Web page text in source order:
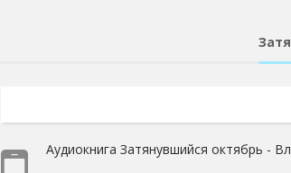
Аудиокнига Затянувшийся октябрь -